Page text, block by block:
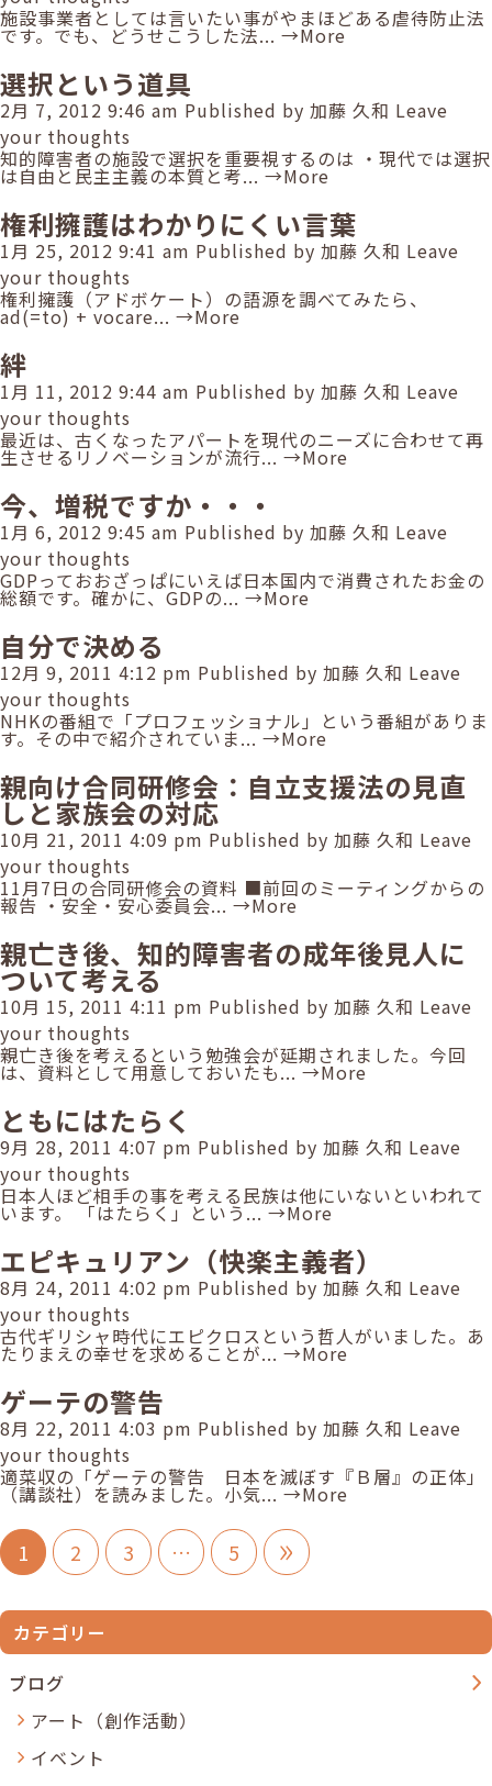
施設事業者としては言いたい事がやまほどある虐待防止法
です。でも、どうせこうした法... →More
選択という道具
2月 7, 2012 9:46 am Published by 加藤 久和 Leave
your thoughts
知的障害者の施設で選択を重要視するのは ・現代では選択
は自由と民主主義の本質と考... →More
権利擁護はわかりにくい言葉
1月 25, 2012 9:41 am Published by 加藤 久和 Leave
your thoughts
権利擁護（アドボケート）の語源を調べてみたら、
ad(=to) + vocare... →More
絆
1月 11, 2012 9:44 am Published by 加藤 久和 Leave
your thoughts
最近は、古くなったアパートを現代のニーズに合わせて再
生させるリノベーションが流行... →More
今、増税ですか・・・
1月 6, 2012 9:45 am Published by 加藤 久和 Leave
your thoughts
GDPっておおざっぱにいえば日本国内で消費されたお金の
総額です。確かに、GDPの... →More
自分で決める
12月 9, 2011 4:12 pm Published by 加藤 久和 Leave
your thoughts
NHKの番組で「プロフェッショナル」という番組がありま
す。その中で紹介されていま...→More
親向け合同研修会：自立支援法の見直
しと家族会の対応
10月 21, 2011 4:09 pm Published by 加藤 久和 Leave
your thoughts
11月7日の合同研修会の資料 ■前回のミーティングからの
報告 ・安全・安心委員会... →More
親亡き後、知的障害者の成年後見人に
ついて考える
10月 15, 2011 4:11 pm Published by 加藤 久和 Leave
your thoughts
親亡き後を考えるという勉強会が延期されました。今回
は、資料として用意しておいたも...→More
ともにはたらく
9月 28, 2011 4:07 pm Published by 加藤 久和 Leave
your thoughts
日本人ほど相手の事を考える民族は他にいないといわれて
います。 「はたらく」という...→More
エピキュリアン（快楽主義者）
8月 24, 2011 4:02 pm Published by 加藤 久和 Leave
your thoughts
古代ギリシャ時代にエピクロスという哲人がいました。あ
たりまえの幸せを求めることが... →More
ゲーテの警告
8月 22, 2011 4:03 pm Published by 加藤 久和 Leave
your thoughts
適菜収の「ゲーテの警告 日本を滅ぼす『Ｂ層』の正体」
（講談社）を読みました。小気...→More
1 2 3 … 5 »
カテゴリー
ブログ
アート（創作活動）
イベント